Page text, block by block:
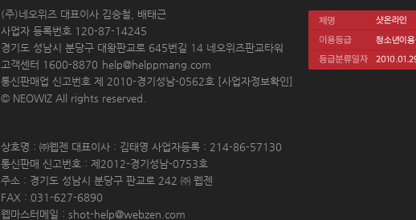
(주)네오위즈 대표이사 김승철, 배태근
사업자 등록번호 120-87-14245
경기도 성남시 분당구 대왕판교로 645번길 14 네오위즈판교타워
고객센터 1600-8870 help@helppmang.com
통신판매업 신고번호 제 2010-경기성남-0562호 [사업자정보확인]
© NEOWIZ All rights reserved.
상호명 : ㈜웹젠 대표이사 : 김태영 사업자등록 : 214-86-57130
통신판매 신고번호 : 제2012-경기성남-0753호
주소 : 경기도 성남시 분당구 판교로 242 ㈜ 웹젠
FAX : 031-627-6890
웹마스터메일 : shot-help@webzen.com